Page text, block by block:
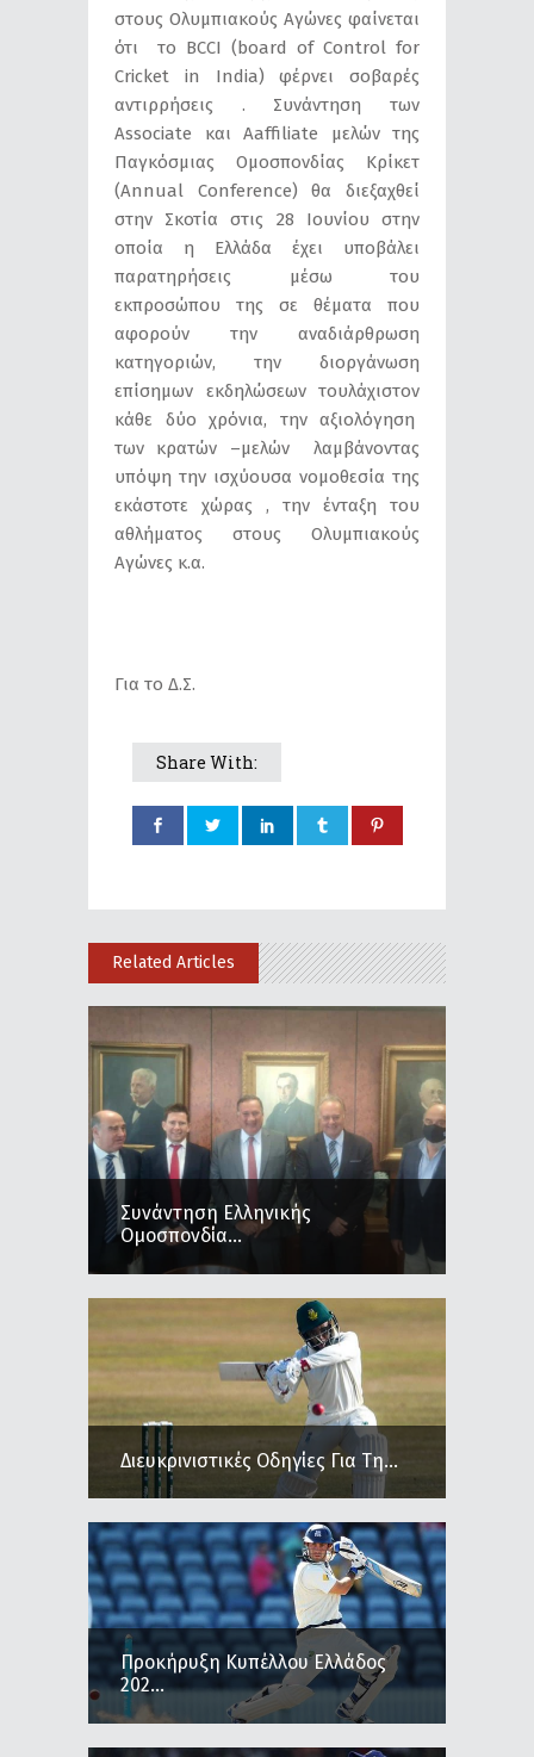
στους Ολυμπιακούς Αγώνες φαίνεται
ότι το ΒCCI (board of Control for
Cricket in India) φέρνει σοβαρές
αντιρρήσεις . Συνάντηση των
Associate και Αaffiliate μελών της
Παγκόσμιας Ομοσπονδίας Κρίκετ
(Annual Conference) θα διεξαχθεί
στην Σκοτία στις 28 Ιουνίου στην
οποία η Ελλάδα έχει υποβάλει
παρατηρήσεις μέσω του
εκπροσώπου της σε θέματα που
αφορούν την αναδιάρθρωση
κατηγοριών, την διοργάνωση
επίσημων εκδηλώσεων τουλάχιστον
κάθε δύο χρόνια, την αξιολόγηση
των κρατών –μελών λαμβάνοντας
υπόψη την ισχύουσα νομοθεσία της
εκάστοτε χώρας , την ένταξη του
αθλήματος στους Ολυμπιακούς
Αγώνες κ.α.
Για το Δ.Σ.
Share With:
Related Articles
Συνάντηση Ελληνικής
Ομοσπονδία...
Διευκρινιστικές Οδηγίες Για Τη...
Προκήρυξη Κυπέλλου Ελλάδος
202...